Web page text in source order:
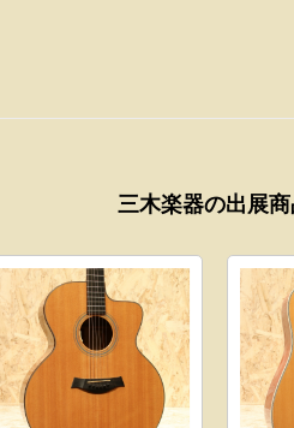
三木楽器の出展